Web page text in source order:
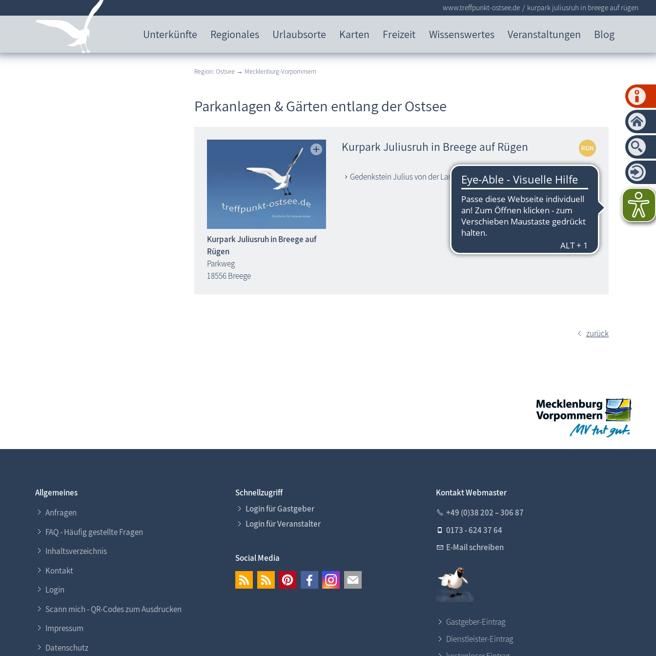
Unterkünfte Regionales Urlaubsorte Karten Freizeit Wissenswertes Veranstaltungen Blog
www.treffpunkt-ostsee.de kurpark juliusruh in breege auf rügen
Region: Ostsee → Mecklenburg-Vorpommern
Parkanlagen & Gärten entlang der Ostsee
Kurpark Juliusruh in Breege auf
Rügen
Parkweg
18556 Breege
Kurpark Juliusruh in Breege auf Rügen
Gedenkstein Julius von der Lancken
zurück
Allgemeines
Anfragen
FAQ - Häufig gestellte Fragen
Inhaltsverzeichnis
Kontakt
Login
Scann mich - QR-Codes zum Ausdrucken
Impressum
Datenschutz
Schnellzugriff
Login für Gastgeber
Login für Veranstalter
Social Media
Kontakt Webmaster
+49 (0)38 202 – 306 87
0173 - 624 37 64
E-Mail schreiben
Gastgeber-Eintrag
Dienstleister-Eintrag